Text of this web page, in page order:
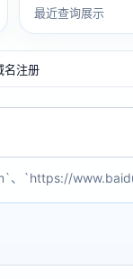
最近查询展示
名注册
、`https://